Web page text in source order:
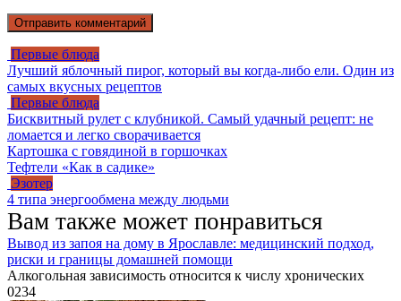
Первые блюда
Лучший яблочный пирог, который вы когда-либо ели. Один из
самых вкусных рецептов
Первые блюда
Бисквитный рулет с клубникой. Самый удачный рецепт: не
ломается и легко сворачивается
Картошка с говядиной в горшочках
Тефтели «Как в садике»
Эзотер
4 типа энергообмена между людьми
Вам также может понравиться
Вывод из запоя на дому в Ярославле: медицинский подход,
риски и границы домашней помощи
Алкогольная зависимость относится к числу хронических
0234